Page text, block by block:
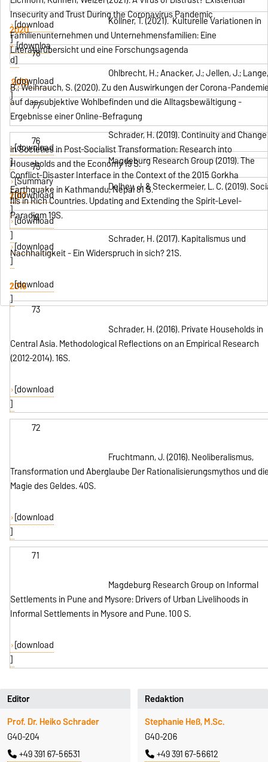
[download
]
Insecurity and Trust During the Coronavirus Pandemic
[downloa
d]
Köllner, T. (2021). Kulturelle Variationen in
Familienunternehmen und Unternehmensfamilien: Eine
Literaturübersicht und eine Forschungsagenda
[download
]
2020
78
Ohlbrecht, H.; Anacker, J.; Jellen, J.;
B.; Weihrauch, S. (2020). Zu den Auswirkungen der Corona-
auf das subjektive Wohlbefinden und die Alltagsbewältigung -
Ergebnisse einer Online-Befragung
[download
]
[Summary
]
2019
77
Schrader, H. (2019). Continuity and Change
in Societies in Post-Socialist Transformation: Research into
Households and the Economy 19 S.
[download
]
76
Magdeburg Research Group (2019). The
Conflict-Disaster Interface in the Context of the 2015 Gorkha
Earthquake in Kathmandu, Nepal 81 S.
[download
]
75
Delhey, J. & Steckermeier, L. C. (2019).
Ills in Rich Countries. Updating and Extending the Spirit-Level-
Paradigm 19S.
[download
]
2017
74
Schrader, H. (2017). Kapitalismus und
Nachhaltigkeit - Ein Widerspruch in sich? 21S.
[download
]
2016
73
Schrader, H. (2016). Private Households in
Central Asia. Methodological Reflections on an Empirical Research
(2012-2014). 16S.
[download
]
72
Fruchtmann, J. (2016). Neoliberalismus,
Transformation und Aberglaube Der Rationalisierungsmythos und
Magie des Geldes. 40S.
[download
]
71
Magdeburg Research Group on Informal
Settlements in Pune and Mysore: Drivers of Urban Livelihoods in
Informal Settlements in Mysore and Pune. 100 S.
[download
]
Editor
Prof. Dr. Heiko Schrader
G40-204
+49 391 67-56531
Redaktion
Stephanie Heß, M.Sc.
G40-206
+49 391 67-56612